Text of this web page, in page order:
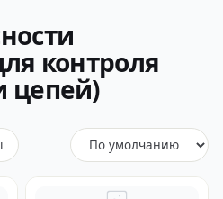
контроля
цепей)